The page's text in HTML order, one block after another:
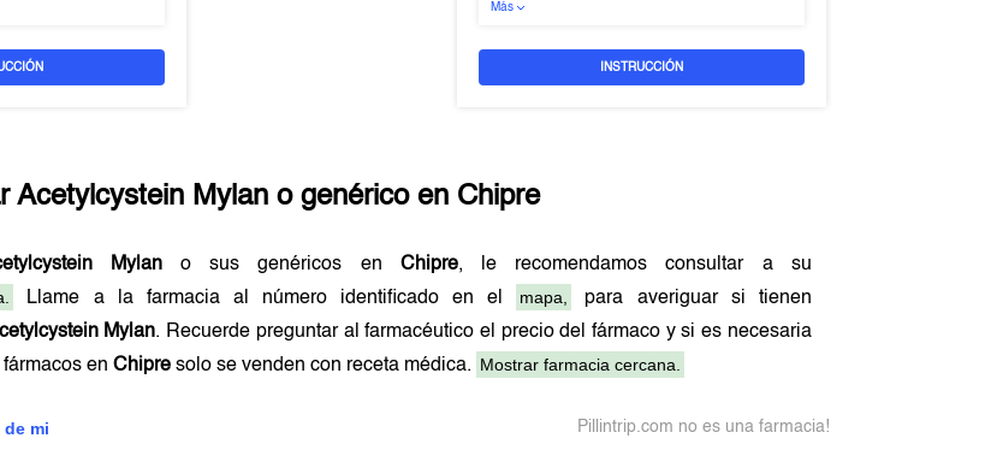
Más
INSTRUCCIÓN
Acetylcystein Mylan o genérico en Chipre
Mylano sus genéricos en Chipre, le recomendamos consultar a su
Llame a la farmacia al número identificado en el mapa,
para averiguar si tienen
Mylan. Recuerde preguntar al farmacéutico el precio del fármaco y si es necesaria
fármacos enChipre solo se venden con receta médica. Mostrar farmacia cercana.
de mi Pillintrip.com no es una farmacia!